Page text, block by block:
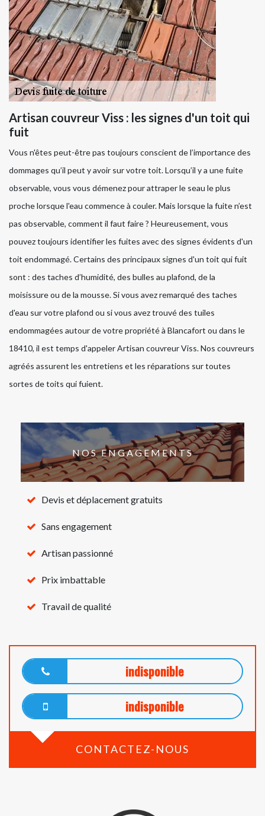
Artisan couvreur Viss : les signes d'un toit qui
fuit
Vous n'êtes peut-être pas toujours conscient de l’importance des
dommages qu’il peut y avoir sur votre toit. Lorsqu’il y a une fuite
observable, vous vous démenez pour attraper le seau le plus
proche lorsque l'eau commence à couler. Mais lorsque la fuite n’est
pas observable, comment il faut faire ? Heureusement, vous
pouvez toujours identifier les fuites avec des signes évidents d'un
toit endommagé. Certains des principaux signes d'un toit qui fuit
sont : des taches d’humidité, des bulles au plafond, de la
moisissure ou de la mousse. Si vous avez remarqué des taches
d'eau sur votre plafond ou si vous avez trouvé des tuiles
endommagées autour de votre propriété à Blancafort ou dans le
18410, il est temps d'appeler Artisan couvreur Viss. Nos couvreurs
agréés assurent les entretiens et les réparations sur toutes
sortes de toits qui fuient.
NOS ENGAGEMENTS
Devis et déplacement gratuits
Sans engagement
Artisan passionné
Prix imbattable
Travail de qualité
indisponible
indisponible
CONTACTEZ-NOUS